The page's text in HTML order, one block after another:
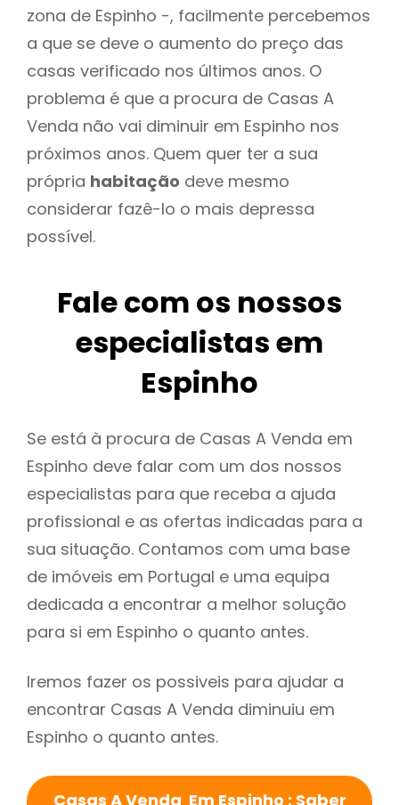
zona de Espinho -, facilmente percebemos
a que se deve o aumento do preço das
casas verificado nos últimos anos. O
problema é que a procura de Casas A
Venda não vai diminuir em Espinho nos
próximos anos. Quem quer ter a sua
própria habitação deve mesmo
considerar fazê-lo o mais depressa
possível.
Fale com os nossos
especialistas em
Espinho
Se está à procura de Casas A Venda em
Espinho deve falar com um dos nossos
especialistas para que receba a ajuda
profissional e as ofertas indicadas para a
sua situação. Contamos com uma base
de imóveis em Portugal e uma equipa
dedicada a encontrar a melhor solução
para si em Espinho o quanto antes.
Iremos fazer os possiveis para ajudar a
encontrar Casas A Venda diminuiu em
Espinho o quanto antes.
Casas A Venda Em Espinho : Saber